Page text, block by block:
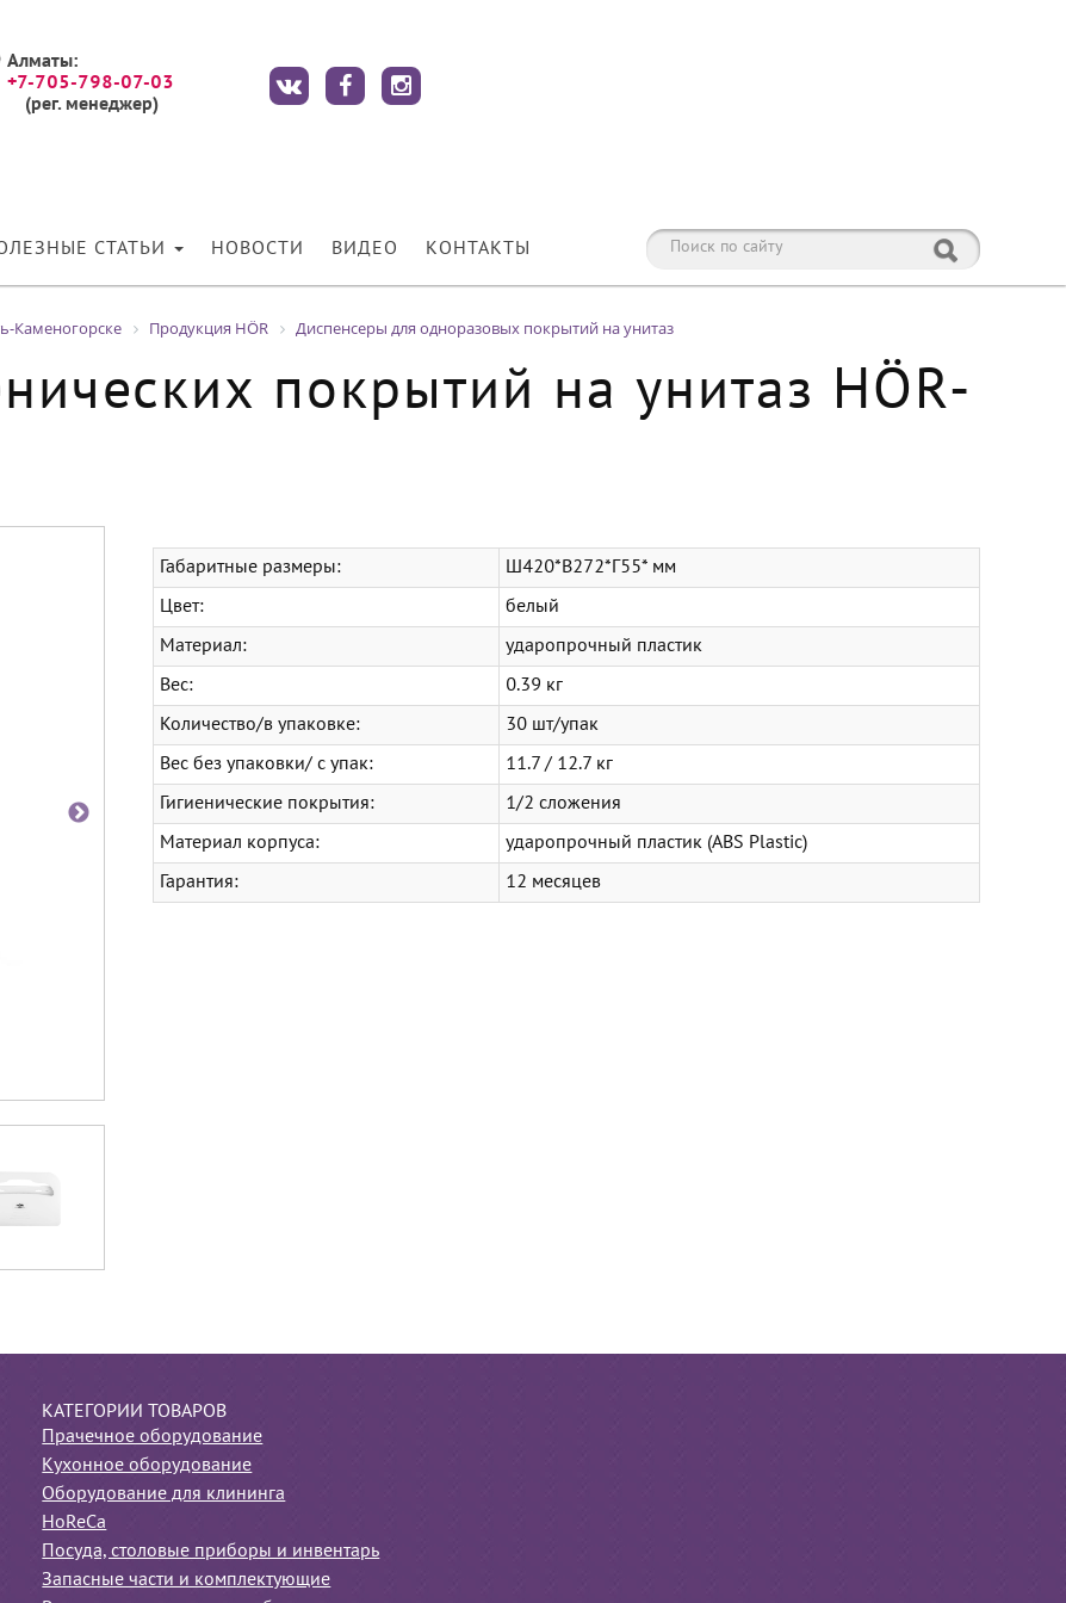
Алматы:
+7-705-798-07-03
(рег. менеджер)
СТАТЬИ НОВОСТИ ВИДЕО КОНТАКТЫ
Каменогорске Продукция HÖR Диспенсеры для одноразовых покрытий на унитаз
покрытий на унитаз HÖR-
Габаритные размеры: Ш420*В272*Г55* мм
Цвет: белый
Материал: ударопрочный пластик
Вес: 0.39 кг
Количество/в упаковке: 30 шт/упак
Вес без упаковки/ с упак: 11.7 / 12.7 кг
Гигиенические покрытия: 1/2 сложения
Материал корпуса: ударопрочный пластик (ABS Plastic)
Гарантия: 12 месяцев
КАТЕГОРИИ ТОВАРОВ
Прачечное оборудование
Кухонное оборудование
Оборудование для клининга
HoReCa
Посуда, столовые приборы и инвентарь
Запасные части и комплектующие